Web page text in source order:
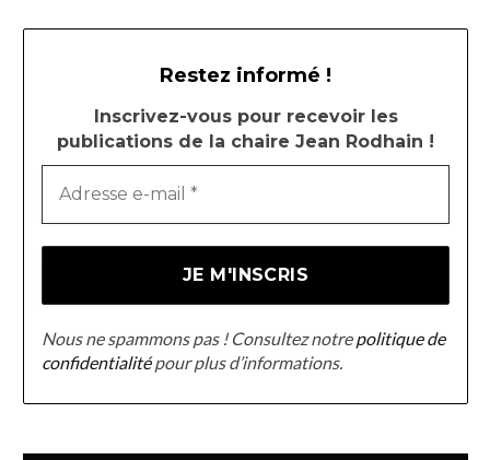
Restez informé !
Inscrivez-vous pour recevoir les
publications de la chaire Jean Rodhain !
Nous ne spammons pas ! Consultez notrepolitique de
confidentialitépour plus d’informations.